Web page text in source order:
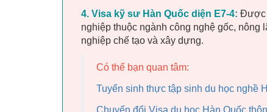
4. Visa kỹ sư Hàn Quốc diện E7-4: Được
nghiệp thuộc ngành công nghệ gốc, nông
nghiệp chế tạo và xây dựng.
Có thể bạn quan tâm:
Tuyển sinh thực tập sinh du học nghề
Chuyển đổi Visa du học Hàn Quốc